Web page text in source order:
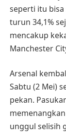
seperti itu bisa
turun 34,1%
mencakup
Manchester
Arsenal
Sabtu (2 Mei)
pekan.
unggul selisih